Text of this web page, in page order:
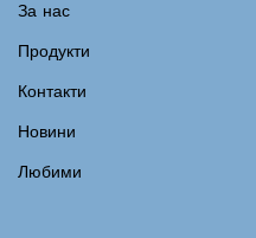
За нас
Продукти
Контакти
Новини
Любими